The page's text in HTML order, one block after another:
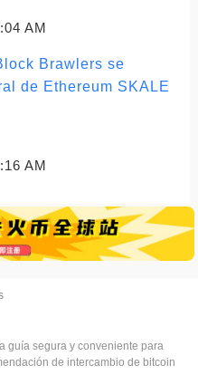
AM
Brawlers se
de Ethereum SKALE
AM
guía segura y conveniente para
de intercambio de bitcoin